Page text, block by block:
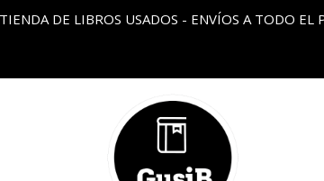
TIENDA DE LIBROS USADOS - ENVÍOS A TODO EL